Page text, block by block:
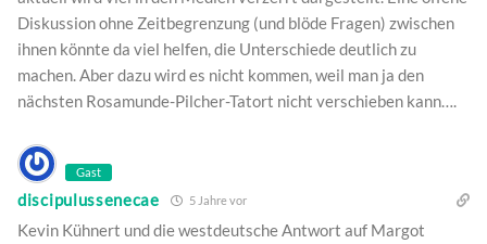
Diskussion ohne Zeitbegrenzung (und blöde Fragen) zwischen
ihnen könnte da viel helfen, die Unterschiede deutlich zu
machen. Aber dazu wird es nicht kommen, weil man ja den
nächsten Rosamunde-Pilcher-Tatort nicht verschieben kann….
Gast
discipulussenecae 5 Jahre vor
Kevin Kühnert und die westdeutsche Antwort auf Margot